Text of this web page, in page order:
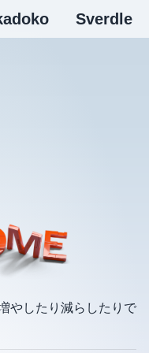
Sverdle
やしたり減らしたりで